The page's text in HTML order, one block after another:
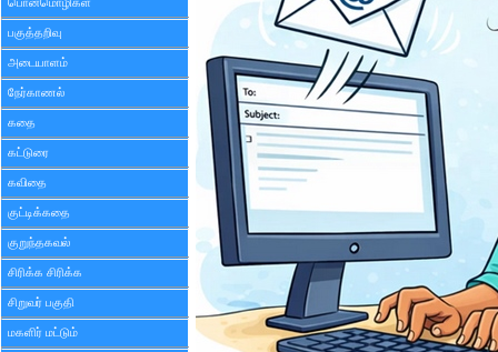
பகுத்தறிவு
அடையாளம்
நேர்காணல்
கதை
கட்டுரை
கவிதை
குட்டிக்கதை
குறுந்தகவல்
சிரிக்க சிரிக்க
சிறுவர் பகுதி
மகளிர் மட்டும்